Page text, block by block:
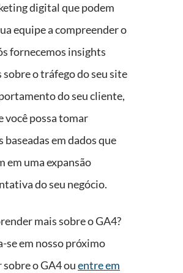
digital que podem
equipe a compreender o
fornecemos insights
sobre o tráfego do seu site
do seu cliente,
você possa tomar
baseadas em dados que
em uma expansão
do seu negócio.
mais sobre o GA4?
se em nosso próximo
o GA4 ouentre em